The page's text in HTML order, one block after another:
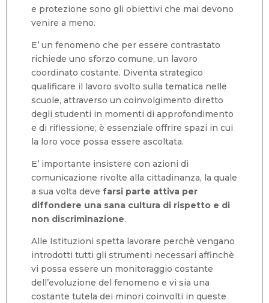
e protezione sono gli obiettivi che mai devono
venire a meno.
E’ un fenomeno che per essere contrastato
richiede uno sforzo comune, un lavoro
coordinato costante. Diventa strategico
qualificare il lavoro svolto sulla tematica nelle
scuole, attraverso un coinvolgimento diretto
degli studenti in momenti di approfondimento
e di riflessione; è essenziale offrire spazi in cui
la loro voce possa essere ascoltata.
E’ importante insistere con azioni di
comunicazione rivolte alla cittadinanza, la quale
a sua volta devefarsi parte attiva per
diffondere una sana cultura di rispetto e di
non discriminazione.
Alle Istituzioni spetta lavorare perchè vengano
introdotti tutti gli strumenti necessari affinchè
vi possa essere un monitoraggio costante
dell’evoluzione del fenomeno e vi sia una
costante tutela dei minori coinvolti in queste